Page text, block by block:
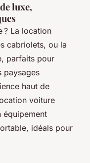
luxe,
? La location
cabriolets, ou la
parfaits pour
paysages
haut de
voiture
idéals pour